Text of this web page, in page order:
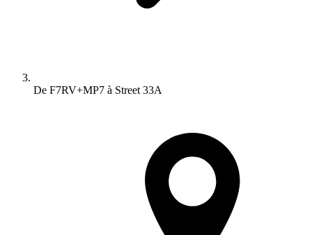
De F7RV+MP7 à Street 33A